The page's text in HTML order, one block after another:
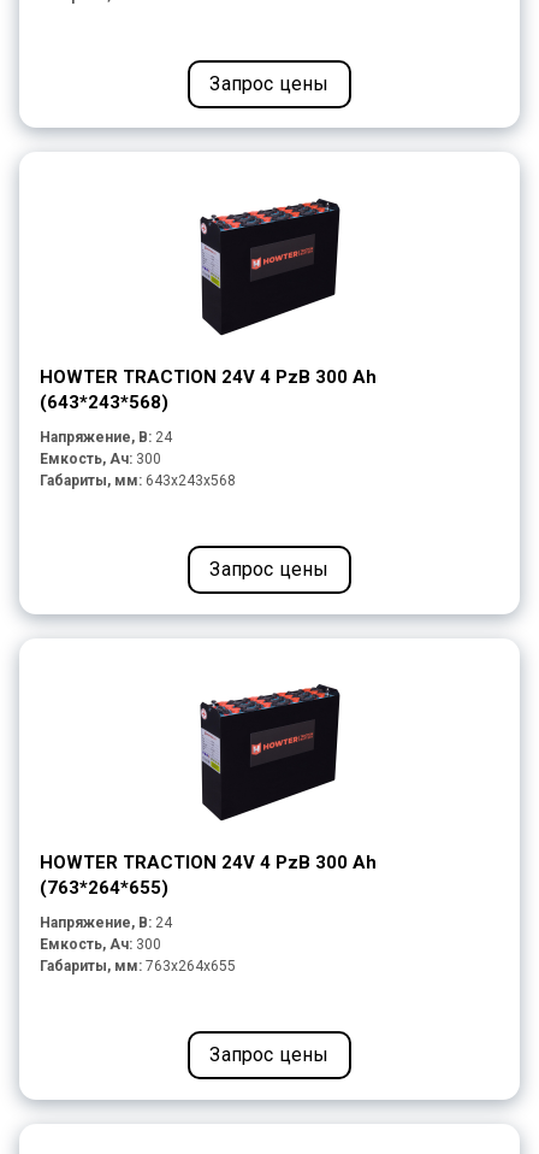
Запрос цены
HOWTER TRACTION 24V 4 PzB 300 Ah
(643*243*568)
Напряжение, В: 24
Емкость, Ач: 300
Габариты, мм: 643x243x568
Запрос цены
HOWTER TRACTION 24V 4 PzB 300 Ah
(763*264*655)
Напряжение, В: 24
Емкость, Ач: 300
Габариты, мм: 763x264x655
Запрос цены